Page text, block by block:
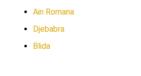
Ain Romana
Djebabra
Blida